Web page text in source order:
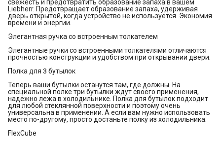
свежесть и предотвратить образование запаха в вашем
Liebherr. Предотвращает образование запаха, удерживая
дверь открытой, когда устройство не используется. Экономия
времени и энергии.
Элегантная ручка со встроенным толкателем
Элегантные ручки со встроенными толкателями отличаются
прочностью конструкции и удобством при открывании двери.
Полка для 3 бутылок
Теперь ваши бутылки останутся там, где должны. На
специальной полке три бутылки ждут своего применения,
надежно лежа в холодильнике. Полка для бутылок подходит
для любой стеклянной поверхности и поэтому очень
универсальна в применении. А если вам нужно использовать
место по-другому, просто достаньте полку из холодильника.
FlexCube